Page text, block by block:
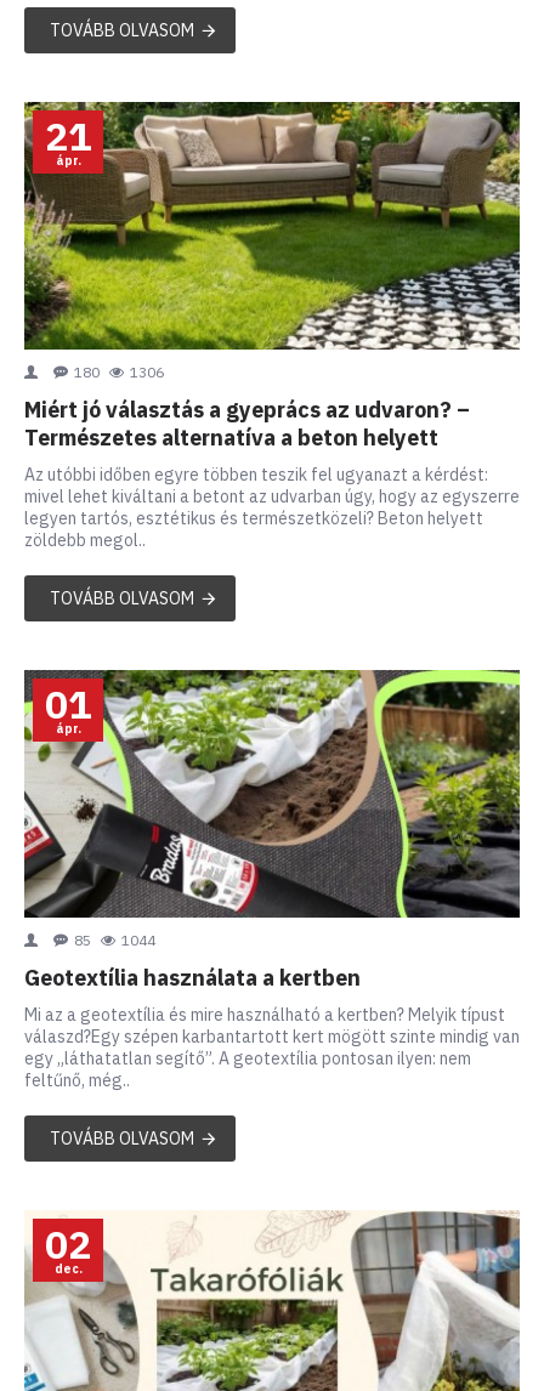
TOVÁBB OLVASOM
21
ápr.
180 1306
Miért jó választás a gyeprács az udvaron? –
Természetes alternatíva a beton helyett
Az utóbbi időben egyre többen teszik fel ugyanazt a kérdést:
mivel lehet kiváltani a betont az udvarban úgy, hogy az egyszerre
legyen tartós, esztétikus és természetközeli? Beton helyett
zöldebb megol..
TOVÁBB OLVASOM
01
ápr.
85 1044
Geotextília használata a kertben
Mi az a geotextília és mire használható a kertben? Melyik típust
válaszd?Egy szépen karbantartott kert mögött szinte mindig van
egy „láthatatlan segítő”. A geotextília pontosan ilyen: nem
feltűnő, még..
TOVÁBB OLVASOM
02
dec.